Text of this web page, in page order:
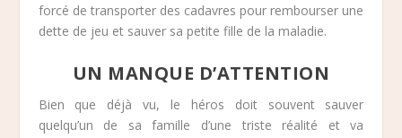
forcé de transporter des cadavres pour rembourser une
dette de jeu et sauver sa petite fille de la maladie.
UN MANQUE D’ATTENTION
Bien que déjà vu, le héros doit souvent sauver
quelqu’un de sa famille d’une triste réalité et va